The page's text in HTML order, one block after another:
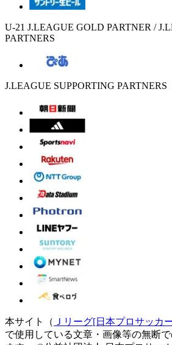
U-21 J.LEAGUE GOLD PARTNER /
PARTNERS
J.LEAGUE SUPPORTING PARTNERS
本サイト（ Ｊリーグ[日本プロサッカ
で使用している文章・画像等の無断